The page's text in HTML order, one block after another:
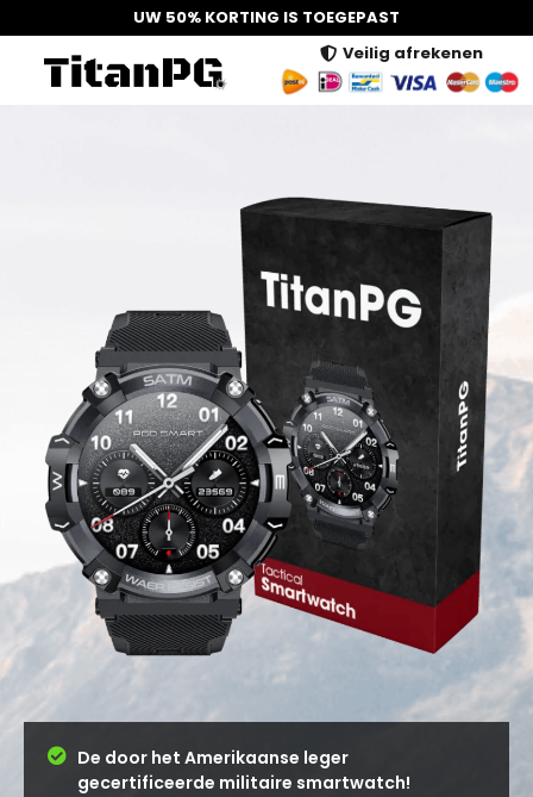
UW 50% KORTING IS TOEGEPAST
Veilig afrekenen
De door het Amerikaanse leger
gecertificeerde militaire smartwatch!